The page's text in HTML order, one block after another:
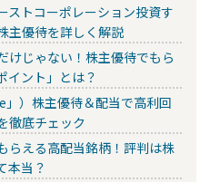
ストコーポレーション投資す
主優待を詳しく解説
けじゃない！株主優待でもら
イント」とは？
）株主優待＆配当で高利回
徹底チェック
らえる高配当銘柄！評判は株
本当？